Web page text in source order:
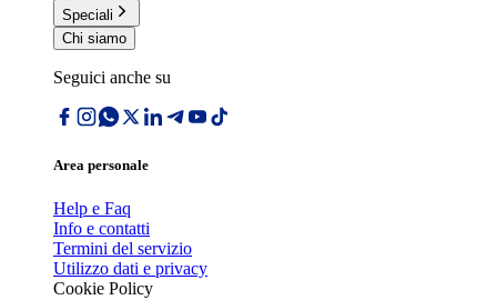
Speciali
Chi siamo
Seguici anche su
Area personale
Help e Faq
Info e contatti
Termini del servizio
Utilizzo dati e privacy
Cookie Policy